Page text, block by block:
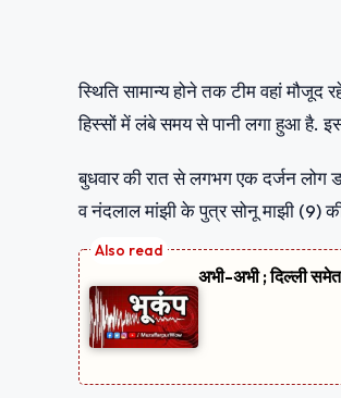
स्थिति सामान्य होने तक टीम वहां मौजूद
हिस्सों में लंबे समय से पानी लगा हुआ है.
बुधवार की रात से लगभग एक दर्जन लोग
व नंदलाल मांझी के पुत्र सोनू माझी (9) की
अभी-अभी ; दिल्ली